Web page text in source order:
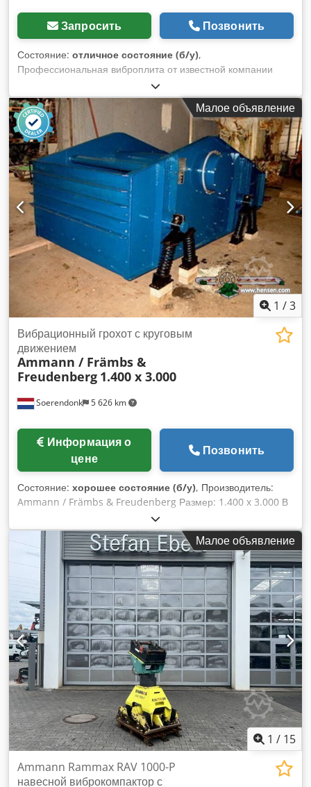
Запросить Позвонить
Состояние: отличное состояние (б/у),
Профессиональная виброплита от известной компании
AMMANN. Модель AVP 2920 оснащена надёжным
дизельным двигателем HATZ мощностью 5 кВт. Машина
предназначена для профессиональных брусчаточных и
дорожных работ, а также для уплотнения грунта,
тротуарной плитки, щебня и асфальта. Полностью
механическое устройство, прочная немецкая конструкция.
Внешнее состояние соответствует фотографиям —
обычные следы эксплуатации. Технические данные: •
Производитель: AMMANN • Модель: AVP 2920 • Год
выпуска: 1999 • Двигатель: HATZ Diesel • Тип двигателя:
1B30-6 • Мощность: 5 кВт Crodpfx Afey Sifyshjf • Рабочий
вес: 190 кг • Ручной запуск • Сделано в Германии
Применение: • уплотнение тротуарной плитки •
брусчаточные работы • дорожные работы • уплотнение
грунта и щебня • котлованы и фундаменты Состояние:
Используемая, комплектная машина. Двигатель HATZ —
долговечный и уважаемый дизельный агрегат.
Малое объявление
1 /3
Soerendonk 5 626 km
Вибрационный грохот с круговым
движением
Ammann / Främbs &
Freudenberg 1.400 x 3.000
цене
Позвонить
Состояние: хорошее состояние (б/у), Производитель:
Ammann / Främbs & Freudenberg Размер: 1.400 x 3.000 В
комплекте: - Электрический двигатель - Карданный вал -
Пружинные элементы. Crsdpfx Aog Snutofhof
Вибрационный грохот капитально отремонтирован,
подвергнут пескоструйной обработке и окрашен.
Малое объявление
1 / 15
Ammann Rammax RAV 1000-P
навесной виброкомпактор с